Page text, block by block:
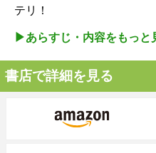
テリ！
▶︎あらすじ・内容をもっと
書店で詳細を見る